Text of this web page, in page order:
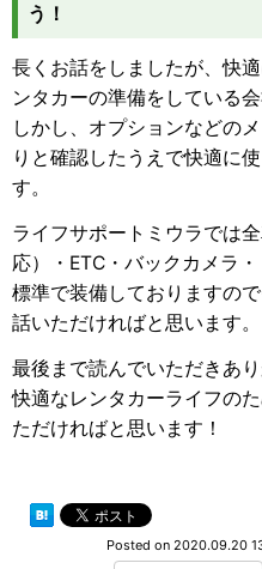
う！
長くお話をしましたが、快
ンタカーの準備をしている
しかし、オプションなどの
りと確認したうえで快適に
す。
ライフサポートミウラでは
応）・ETC・バックカメラ
標準で装備しておりますの
話いただければと思います。
最後まで読んでいただきあ
快適なレンタカーライフの
ただければと思います！
Posted on 2020.09.20